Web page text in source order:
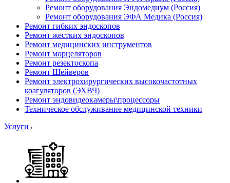
Ремонт оборудования Эндомедиум (Россия)
Ремонт оборудования ЭФА Медика (Россия)
Ремонт гибких эндоскопов
Ремонт жестких эндоскопов
Ремонт медицинских инструментов
Ремонт морцеляторов
Ремонт резектоскопа
Ремонт Шейверов
Ремонт электрохирургических высокочастотных
коагуляторов (ЭХВЧ)
Ремонт эндовидеокамеры\процессоры
Техническое обслуживание медицинской техники
Услуги